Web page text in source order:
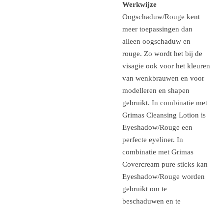
Werkwijze
Oogschaduw/Rouge kent
meer toepassingen dan
alleen oogschaduw en
rouge. Zo wordt het bij de
visagie ook voor het kleuren
van wenkbrauwen en voor
modelleren en shapen
gebruikt. In combinatie met
Grimas Cleansing Lotion is
Eyeshadow/Rouge een
perfecte eyeliner. In
combinatie met Grimas
Covercream pure sticks kan
Eyeshadow/Rouge worden
gebruikt om te
beschaduwen en te